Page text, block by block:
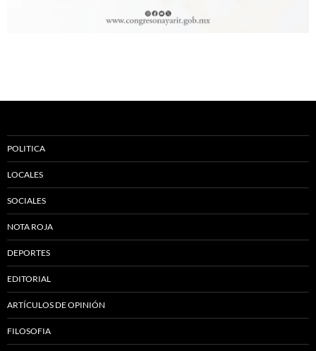
POLITICA
LOCALES
SOCIALES
NOTA ROJA
DEPORTES
EDITORIAL
ARTÍCULOS DE OPINIÓN
FILOSOFIA